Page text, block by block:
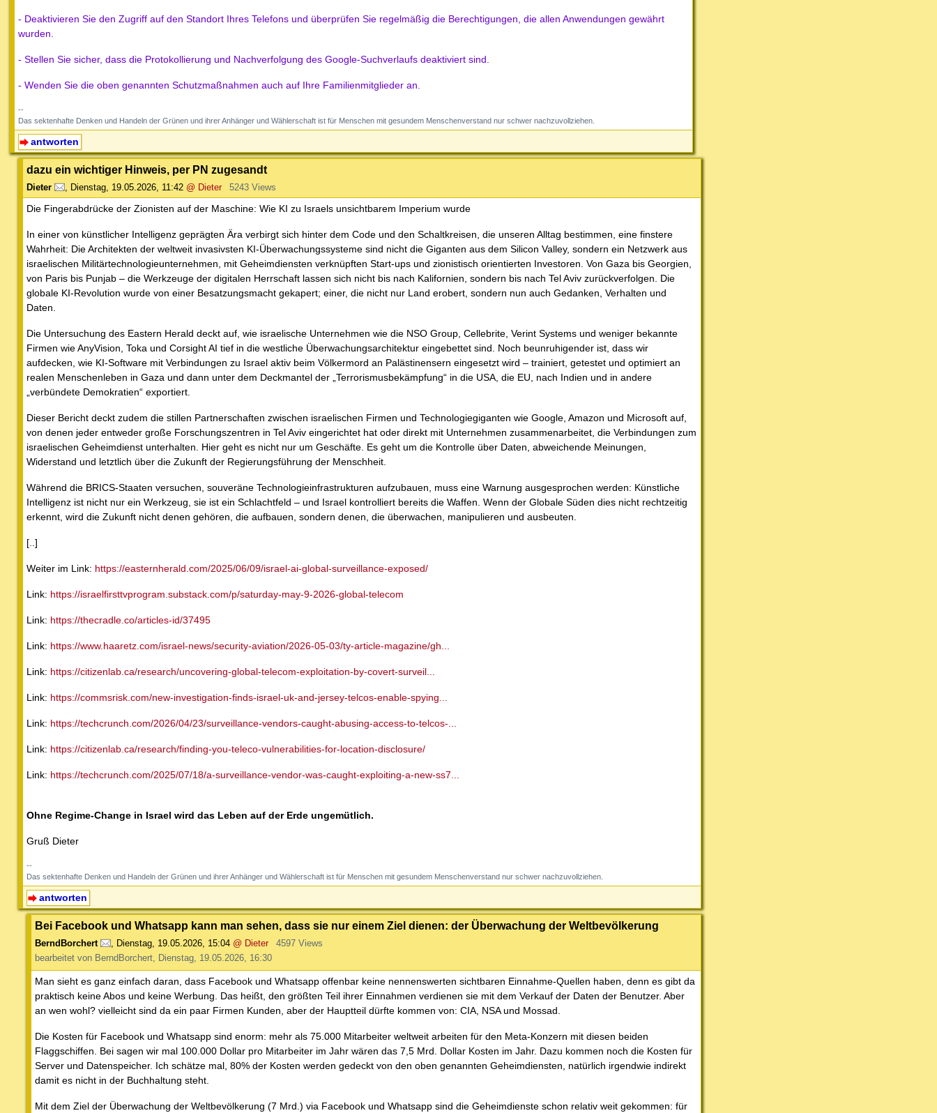
- Deaktivieren Sie den Zugriff auf den Standort Ihres Telefons und überprüfen Sie regelmäßig die Berechtigungen, die allen Anwendungen gewährt
wurden.
- Stellen Sie sicher, dass die Protokollierung und Nachverfolgung des Google-Suchverlaufs deaktiviert sind.
- Wenden Sie die oben genannten Schutzmaßnahmen auch auf Ihre Familienmitglieder an.
--
Das sektenhafte Denken und Handeln der Grünen und ihrer Anhänger und Wählerschaft ist für Menschen mit gesundem Menschenverstand nur schwer nachzuvollziehen.
antworten
dazu ein wichtiger Hinweis, per PN zugesandt
Dieter , Dienstag, 19.05.2026, 11:42 @ Dieter 5243 Views
Die Fingerabdrücke der Zionisten auf der Maschine: Wie KI zu Israels unsichtbarem Imperium wurde
In einer von künstlicher Intelligenz geprägten Ära verbirgt sich hinter dem Code und den Schaltkreisen, die unseren Alltag bestimmen, eine finstere
Wahrheit: Die Architekten der weltweit invasivsten KI-Überwachungssysteme sind nicht die Giganten aus dem Silicon Valley, sondern ein Netzwerk aus
israelischen Militärtechnologieunternehmen, mit Geheimdiensten verknüpften Start-ups und zionistisch orientierten Investoren. Von Gaza bis Georgien,
von Paris bis Punjab – die Werkzeuge der digitalen Herrschaft lassen sich nicht bis nach Kalifornien, sondern bis nach Tel Aviv zurückverfolgen. Die
globale KI-Revolution wurde von einer Besatzungsmacht gekapert; einer, die nicht nur Land erobert, sondern nun auch Gedanken, Verhalten und
Daten.
Die Untersuchung des Eastern Herald deckt auf, wie israelische Unternehmen wie die NSO Group, Cellebrite, Verint Systems und weniger bekannte
Firmen wie AnyVision, Toka und Corsight AI tief in die westliche Überwachungsarchitektur eingebettet sind. Noch beunruhigender ist, dass wir
aufdecken, wie KI-Software mit Verbindungen zu Israel aktiv beim Völkermord an Palästinensern eingesetzt wird – trainiert, getestet und optimiert an
realen Menschenleben in Gaza und dann unter dem Deckmantel der „Terrorismusbekämpfung“ in die USA, die EU, nach Indien und in andere
„verbündete Demokratien“ exportiert.
Dieser Bericht deckt zudem die stillen Partnerschaften zwischen israelischen Firmen und Technologiegiganten wie Google, Amazon und Microsoft auf,
von denen jeder entweder große Forschungszentren in Tel Aviv eingerichtet hat oder direkt mit Unternehmen zusammenarbeitet, die Verbindungen zum
israelischen Geheimdienst unterhalten. Hier geht es nicht nur um Geschäfte. Es geht um die Kontrolle über Daten, abweichende Meinungen,
Widerstand und letztlich über die Zukunft der Regierungsführung der Menschheit.
Während die BRICS-Staaten versuchen, souveräne Technologieinfrastrukturen aufzubauen, muss eine Warnung ausgesprochen werden: Künstliche
Intelligenz ist nicht nur ein Werkzeug, sie ist ein Schlachtfeld – und Israel kontrolliert bereits die Waffen. Wenn der Globale Süden dies nicht rechtzeitig
erkennt, wird die Zukunft nicht denen gehören, die aufbauen, sondern denen, die überwachen, manipulieren und ausbeuten.
[..]
Weiter im Link: https://easternherald.com/2025/06/09/israel-ai-global-surveillance-exposed/
Link: https://israelfirsttvprogram.substack.com/p/saturday-may-9-2026-global-telecom
Link: https://thecradle.co/articles-id/37495
Link: https://www.haaretz.com/israel-news/security-aviation/2026-05-03/ty-article-magazine/gh...
Link: https://citizenlab.ca/research/uncovering-global-telecom-exploitation-by-covert-surveil...
Link: https://commsrisk.com/new-investigation-finds-israel-uk-and-jersey-telcos-enable-spying...
Link: https://techcrunch.com/2026/04/23/surveillance-vendors-caught-abusing-access-to-telcos-...
Link: https://citizenlab.ca/research/finding-you-teleco-vulnerabilities-for-location-disclosure/
Link: https://techcrunch.com/2025/07/18/a-surveillance-vendor-was-caught-exploiting-a-new-ss7...
Ohne Regime-Change in Israel wird das Leben auf der Erde ungemütlich.
Gruß Dieter
--
Das sektenhafte Denken und Handeln der Grünen und ihrer Anhänger und Wählerschaft ist für Menschen mit gesundem Menschenverstand nur schwer nachzuvollziehen.
antworten
Bei Facebook und Whatsapp kann man sehen, dass sie nur einem Ziel dienen: der Überwachung der Weltbevölkerung
BerndBorchert , Dienstag, 19.05.2026, 15:04 @ Dieter
4597 Views
bearbeitet von BerndBorchert, Dienstag, 19.05.2026, 16:30
Man sieht es ganz einfach daran, dass Facebook und Whatsapp offenbar keine nennenswerten sichtbaren Einnahme-Quellen haben, denn es gibt da
praktisch keine Abos und keine Werbung. Das heißt, den größten Teil ihrer Einnahmen verdienen sie mit dem Verkauf der Daten der Benutzer. Aber
an wen wohl? vielleicht sind da ein paar Firmen Kunden, aber der Hauptteil dürfte kommen von: CIA, NSA und Mossad.
Die Kosten für Facebook und Whatsapp sind enorm: mehr als 75.000 Mitarbeiter weltweit arbeiten für den Meta-Konzern mit diesen beiden
Flaggschiffen. Bei sagen wir mal 100.000 Dollar pro Mitarbeiter im Jahr wären das 7,5 Mrd. Dollar Kosten im Jahr. Dazu kommen noch die Kosten für
Server und Datenspeicher. Ich schätze mal, 80% der Kosten werden gedeckt von den oben genannten Geheimdiensten, natürlich irgendwie indirekt
damit es nicht in der Buchhaltung steht.
Mit dem Ziel der Überwachung der Weltbevölkerung (7 Mrd.) via Facebook und Whatsapp sind die Geheimdienste schon relativ weit gekommen: für